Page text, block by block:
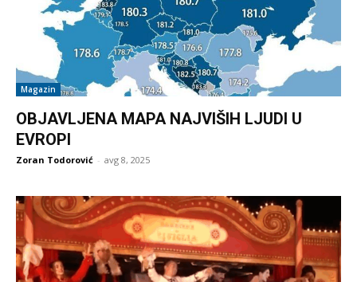
Magazin
OBJAVLJENA MAPA NAJVIŠIH LJUDI U
EVROPI
Zoran Todorović - avg 8, 2025